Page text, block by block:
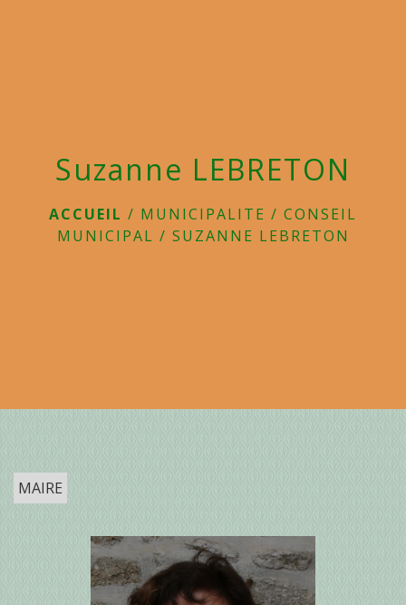
Suzanne LEBRETON
ACCUEIL / MUNICIPALITE / CONSEIL
MUNICIPAL / SUZANNE LEBRETON
MAIRE